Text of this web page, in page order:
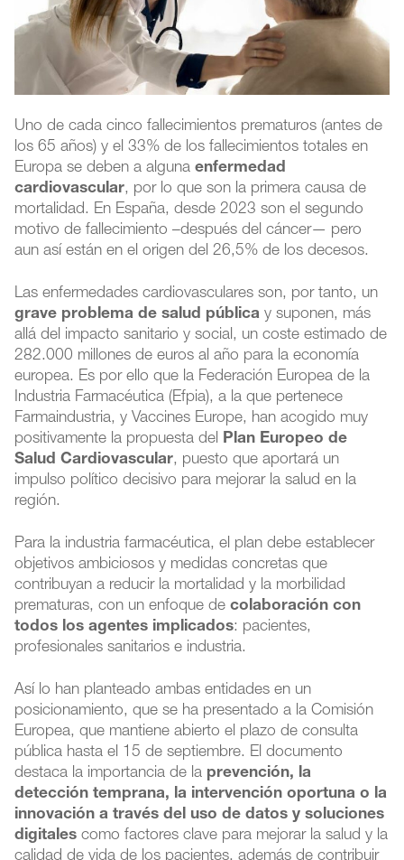
Uno de cada cinco fallecimientos prematuros (antes de
los 65 años) y el 33% de los fallecimientos totales en
Europa se deben a algunaenfermedad
cardiovascular, por lo que son la primera causa de
mortalidad. En España, desde 2023 son el segundo
motivo de fallecimiento –después del cáncer— pero
aun así están en el origen del 26,5% de los decesos.
Las enfermedades cardiovasculares son, por tanto, un
grave problema de salud pública y suponen, más
allá del impacto sanitario y social, un coste estimado de
282.000 millones de euros al año para la economía
europea. Es por ello que la Federación Europea de la
Industria Farmacéutica (Efpia), a la que pertenece
Farmaindustria, y Vaccines Europe, han acogido muy
positivamente la propuesta del Plan Europeo de
Salud Cardiovascular, puesto que aportará un
impulso político decisivo para mejorar la salud en la
región.
Para la industria farmacéutica, el plan debe establecer
objetivos ambiciosos y medidas concretas que
contribuyan a reducir la mortalidad y la morbilidad
prematuras, con un enfoque decolaboración con
todos los agentes implicados: pacientes,
profesionales sanitarios e industria.
Así lo han planteado ambas entidades en un
posicionamiento, que se ha presentado a la Comisión
Europea, que mantiene abierto el plazo de consulta
pública hasta el 15 de septiembre. El documento
destaca la importancia de la prevención, la
detección temprana, la intervención oportuna o la
innovación a través del uso de datos y soluciones
digitales como factores clave para mejorar la salud y la
calidad de vida de los pacientes, además de contribuir